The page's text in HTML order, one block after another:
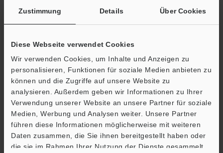
Zustimmung Details Über Cookies
Diese Webseite verwendet Cookies
Wir verwenden Cookies, um Inhalte und Anzeigen zu
personalisieren, Funktionen für soziale Medien anbieten zu
können und die Zugriffe auf unsere Website zu
analysieren. Außerdem geben wir Informationen zu Ihrer
Verwendung unserer Website an unsere Partner für soziale
Medien, Werbung und Analysen weiter. Unsere Partner
führen diese Informationen möglicherweise mit weiteren
Daten zusammen, die Sie ihnen bereitgestellt haben oder
die sie im Rahmen Ihrer Nutzung der Dienste gesammelt
E-Mail-Adresse (erforderlich)
Download